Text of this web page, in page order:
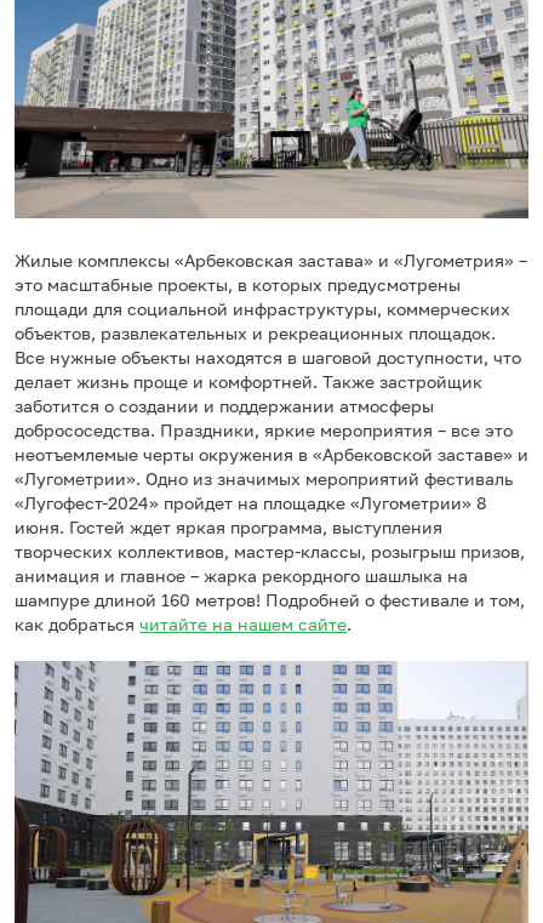
Жилые комплексы «Арбековская застава» и «Лугометрия» –
это масштабные проекты, в которых предусмотрены
площади для социальной инфраструктуры, коммерческих
объектов, развлекательных и рекреационных площадок.
Все нужные объекты находятся в шаговой доступности, что
делает жизнь проще и комфортней. Также застройщик
заботится о создании и поддержании атмосферы
добрососедства. Праздники, яркие мероприятия – все это
неотъемлемые черты окружения в «Арбековской заставе» и
«Лугометрии». Одно из значимых мероприятий фестиваль
«Лугофест-2024» пройдет на площадке «Лугометрии» 8
июня. Гостей ждет яркая программа, выступления
творческих коллективов, мастер-классы, розыгрыш призов,
анимация и главное – жарка рекордного шашлыка на
шампуре длиной 160 метров! Подробней о фестивале и том,
как добраться читайте на нашем сайте.